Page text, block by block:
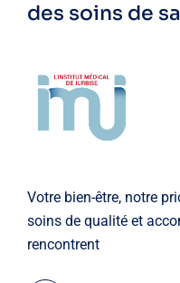
des soins de
Votre bien-être, notre
soins de qualité et
rencontrent